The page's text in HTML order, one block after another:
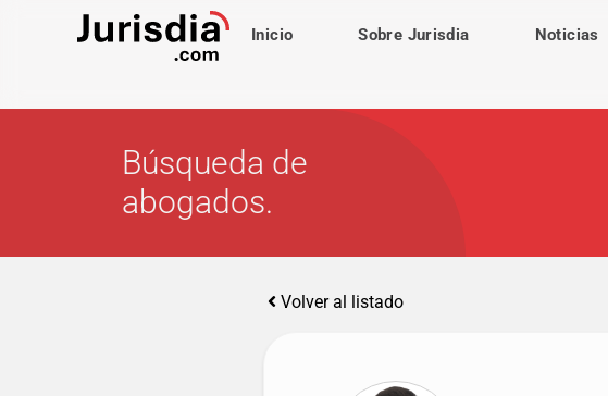
Inicio Sobre Jurisdia Noticias
Búsqueda de
abogados.
Volver al listado